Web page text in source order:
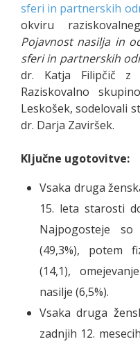
sferi in partnerskih
okviru
Pojavnost nasilja in
sferi in partnerskih
dr. Katja Filipčič z
Raziskovalno
Leskošek, sodelovali
dr. Darja Zaviršek.
Ključne ugotovitve:
Vsaka druga
15. leta starosti
Najpogosteje
(49,3%), potem
(14,1),
nasilje (6,5%).
Vsaka druga
zadnjih 12.